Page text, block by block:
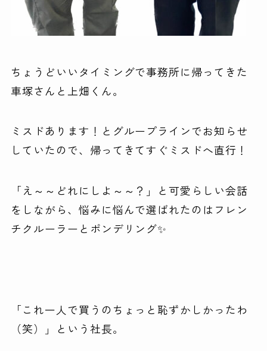
ちょうどいいタイミングで事務所に帰ってきた
車塚さんと上畑くん。
ミスドあります！とグループラインでお知らせ
していたので、帰ってきてすぐミスドへ直行！
「え～～どれにしよ～～？」と可愛らしい会話
をしながら、悩みに悩んで選ばれたのはフレン
チクルーラーとポンデリング✨
「これ一人で買うのちょっと恥ずかしかったわ
（笑）」という社長。